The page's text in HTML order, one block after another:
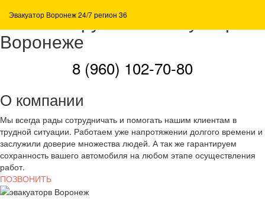
Эвакуатор Воронеж 24/7 регион 36
Вызвать грузовой эвакуатор в
Воронеже
8 (960) 102-70-80
О компании
Мы всегда рады сотрудничать и помогать нашим клиентам в
трудной ситуации. Работаем уже напротяжении долгого времени и
заслужили доверие множества людей. А так же гарантируем
сохранность вашего автомобиля на любом этапе осуществления
работ.
ПОЗВОНИТЬ